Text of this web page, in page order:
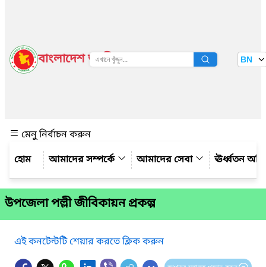
বাংলাদেশ জাতীয় তথ্য বাতায়ন BN
মেনু নির্বাচন করুন
আমাদের সম্পর্কে
আমাদের সেবা ঊর্ধ্বতন
উপজেলা পল্লী জীবিকায়ন প্রকল্প
এই কনটেন্টটি শেয়ার করতে ক্লিক করুন